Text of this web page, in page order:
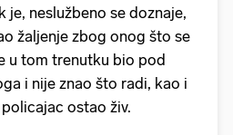
je, neslužbeno se doznaje,
žaljenje zbog onog što se
u tom trenutku bio pod
i nije znao što radi, kao i
ostao živ.